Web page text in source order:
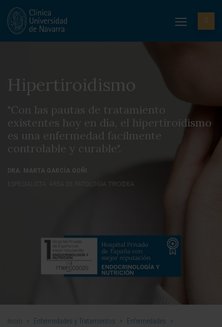
Hipertiroidismo
"Con las pautas de tratamiento
existentes hoy en día, el hipertiroidismo
es una enfermedad facilmente
controlable y curable".
DRA. MARTA GARCÍA GOÑI
ESPECIALISTA. ÁREA DE PATOLOGÍA TIROIDEA
Inicio > Enfermedades y Tratamientos > Enfermedades
>